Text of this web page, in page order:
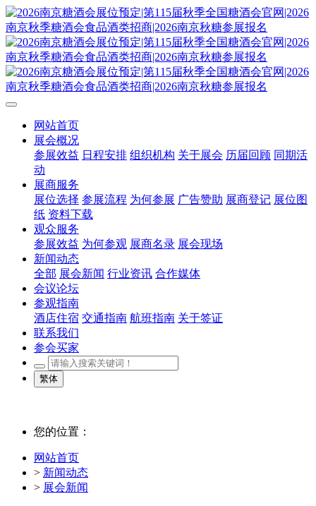
网站首页
展会概况
参展效益 日程安排 组织机构 关于展会 历届回顾 同期活
动
展商服务
展位选择 参展流程 为何参展 广告赞助 展商登记 展位图
纸 资料下载
观众服务
参展效益 为何参观 展商名录 展会现场
新闻动态
全部 展会新闻 行业资讯 合作媒体
会议论坛
参观指南
酒店住宿 交通指南 航班指南 关于签证
联系我们
参会买家
繁体
您的位置：
网站首页
> 新闻动态
> 展会新闻